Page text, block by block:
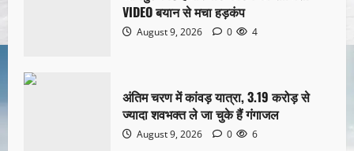
VIDEO बयान से मचा हड़कंप
August 9, 2026 0 4
अंतिम चरण में कांवड़ यात्रा, 3.19 करोड़ से
ज्यादा शवभक्त ले जा चुके हैं गंगाजल
August 9, 2026 0 6